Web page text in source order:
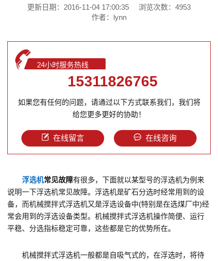
更新日期：2016-11-04 17:00:35
浏览次数：4953
作者：lynn
24小时服务热线
15311826765
如果您有任何的问题，请通过以下方式联系我们，我们将
给您更多更好的协助！
在线留言 在线咨询
浮选机常见故障有很多，下面就以某型号的浮选机为例来
说明一下浮选机常见故障。浮选机是矿石分选时经常用到的设
备，而机械搅拌式浮选机又是浮选设备中(特别是在选煤厂中)经
常会用到的浮选设备类型。机械搅拌式浮选机操作简便、运行
平稳、分选指标稳定可靠，这些都是它的优势所在。
机械搅拌式浮选机一般都是自吸气式的，在浮选时，将待